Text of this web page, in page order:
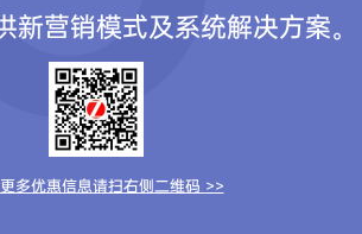
新营销模式及系统解决方案。
多优惠信息请扫右侧二维码 >>